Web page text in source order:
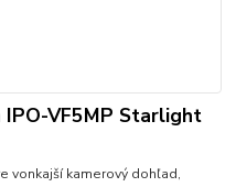
VF5MP Starlight
vonkajší kamerový dohľad,